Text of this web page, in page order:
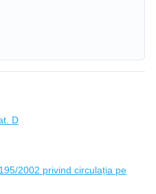
D
2002 privind circulația pe